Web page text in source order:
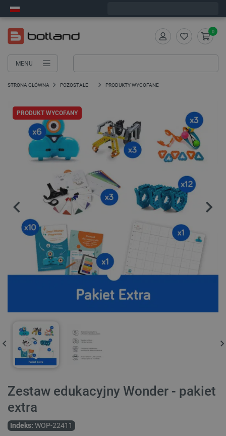
MENU
0
STRONA GŁÓWNA POZOSTAŁE PRODUKTY WYCOFANE
PRODUKT WYCOFANY
Zestaw edukacyjny Wonder - pakiet
extra
Indeks: WOP-22411